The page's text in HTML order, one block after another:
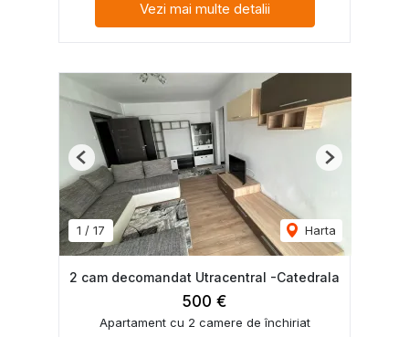
Vezi mai multe detalii
1 / 17 Harta
Previous Next
2 cam decomandat Utracentral -Catedrala
500 €
Apartament cu 2 camere de închiriat